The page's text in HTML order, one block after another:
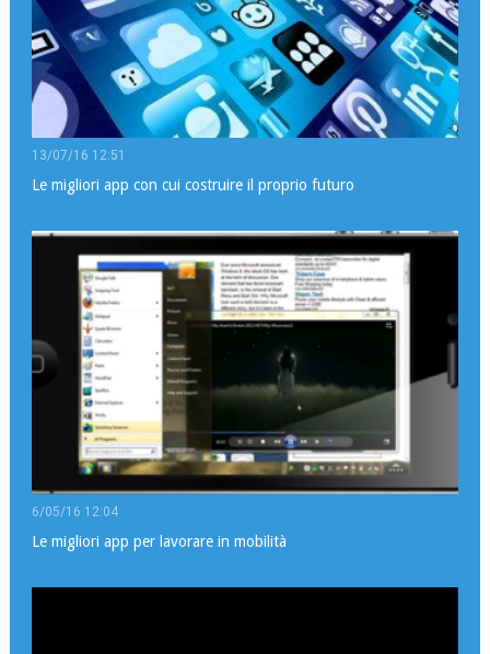
13/07/16 12:51
Le migliori app con cui costruire il proprio futuro
6/05/16 12:04
Le migliori app per lavorare in mobilità